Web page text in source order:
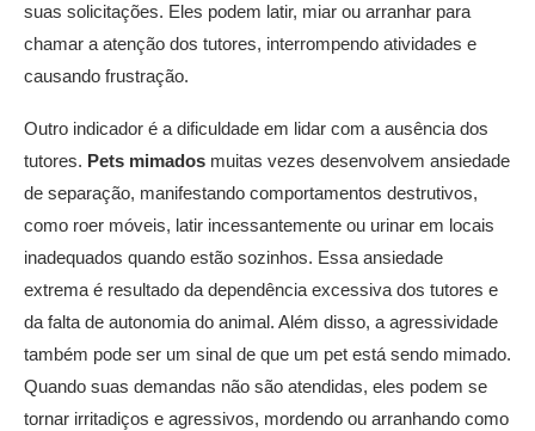
suas solicitações. Eles podem latir, miar ou arranhar para
chamar a atenção dos tutores, interrompendo atividades e
causando frustração.
Outro indicador é a dificuldade em lidar com a ausência dos
tutores. Pets mimados muitas vezes desenvolvem ansiedade
de separação, manifestando comportamentos destrutivos,
como roer móveis, latir incessantemente ou urinar em locais
inadequados quando estão sozinhos. Essa ansiedade
extrema é resultado da dependência excessiva dos tutores e
da falta de autonomia do animal. Além disso, a agressividade
também pode ser um sinal de que um pet está sendo mimado.
Quando suas demandas não são atendidas, eles podem se
tornar irritadiços e agressivos, mordendo ou arranhando como